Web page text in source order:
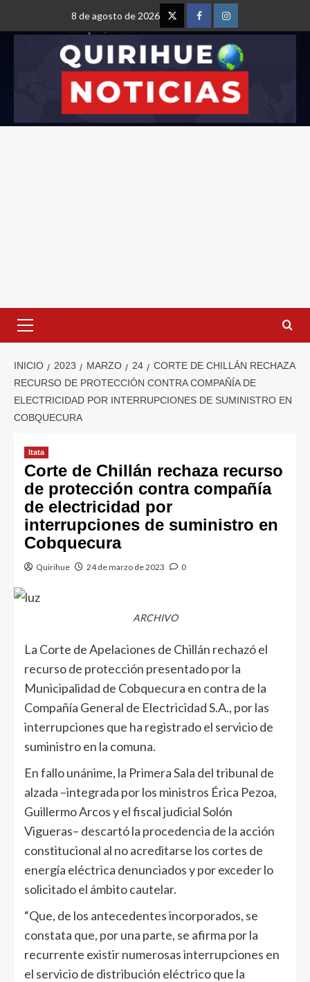
8 de agosto de 2026
INICIO 2023 MARZO 24
CORTE DE CHILLÁN RECHAZA
RECURSO DE PROTECCIÓN CONTRA COMPAÑÍA DE
ELECTRICIDAD POR INTERRUPCIONES DE SUMINISTRO EN
COBQUECURA
Itata
Corte de Chillán rechaza recurso
de protección contra compañía
de electricidad por
interrupciones de suministro en
Cobquecura
Quirihue 24 de marzo de 2023 0
ARCHIVO
La Corte de Apelaciones de Chillán rechazó el
recurso de protección presentado por la
Municipalidad de Cobquecura en contra de la
Compañía General de Electricidad S.A., por las
interrupciones que ha registrado el servicio de
suministro en la comuna.
En fallo unánime, la Primera Sala del tribunal de
alzada –integrada por los ministros Érica Pezoa,
Guillermo Arcos y el fiscal judicial Solón
Vigueras– descartó la procedencia de la acción
constitucional al no acreditarse los cortes de
energía eléctrica denunciados y por exceder lo
solicitado el ámbito cautelar.
“Que, de los antecedentes incorporados, se
constata que, por una parte, se afirma por la
recurrente existir numerosas interrupciones en
el servicio de distribución eléctrico que la